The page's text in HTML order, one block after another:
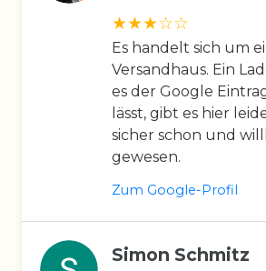
Es handelt sich um
Versandhaus. Ein
es der Google
lässt, gibt es hier
sicher schon und
gewesen.
Zum Google-Profil
Simon Schmitz